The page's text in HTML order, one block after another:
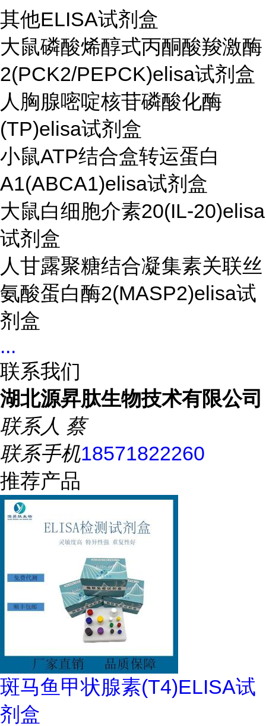
其他ELISA试剂盒
大鼠磷酸烯醇式丙酮酸羧激酶
2(PCK2/PEPCK)elisa试剂盒
人胸腺嘧啶核苷磷酸化酶
(TP)elisa试剂盒
小鼠ATP结合盒转运蛋白
A1(ABCA1)elisa试剂盒
大鼠白细胞介素20(IL-20)elisa
试剂盒
人甘露聚糖结合凝集素关联丝
氨酸蛋白酶2(MASP2)elisa试
剂盒
...
联系我们
湖北源昇肽生物技术有限公司
联系人 蔡
联系手机18571822260
推荐产品
斑马鱼甲状腺素(T4)ELISA试
剂盒